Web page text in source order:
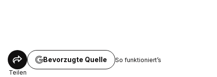
Teilen
Bevorzugte Quelle So funktioniert’s